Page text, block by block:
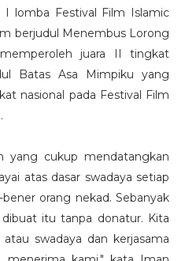
I lomba Festival Film Islamic
berjudul Menembus Lorong
juara II tingkat
Batas Asa Mimpiku yang
nasional pada Festival Film
yang cukup mendatangkan
atas dasar swadaya setiap
orang nekad. Sebanyak
itu tanpa donatur. Kita
swadaya dan kerjasama